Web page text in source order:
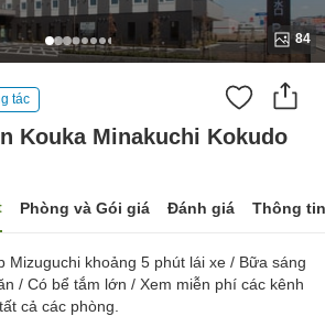
84
tác
Kouka Minakuchi Kokudo
Phòng và Gói giá Đánh giá Thông
Mizuguchi khoảng 5 phút lái xe / Bữa sáng
/ Có bể tắm lớn / Xem miễn phí các kênh
cả các phòng.